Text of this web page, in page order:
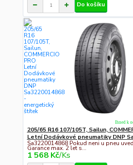
Do košíku
205/65 R16 107/105T, Sailun,
Letní Dodávkové pneumatiky DNP
Sa3220014868 Pokud neni u pneu
Garance max. 2 let s...
1 568 Kč/Ks
Ihned k